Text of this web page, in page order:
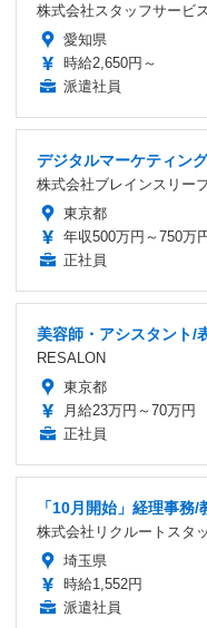
株式会社スタッフサービ
愛知県
時給2,650円～
派遣社員
デジタルマーケティン
株式会社ブレインスリー
東京都
年収500万円～750万
正社員
美容師・アシスタント/
RESALON
東京都
月給23万円～70万円
正社員
「10月開始」経理事務/
株式会社リクルートスタ
埼玉県
時給1,552円
派遣社員